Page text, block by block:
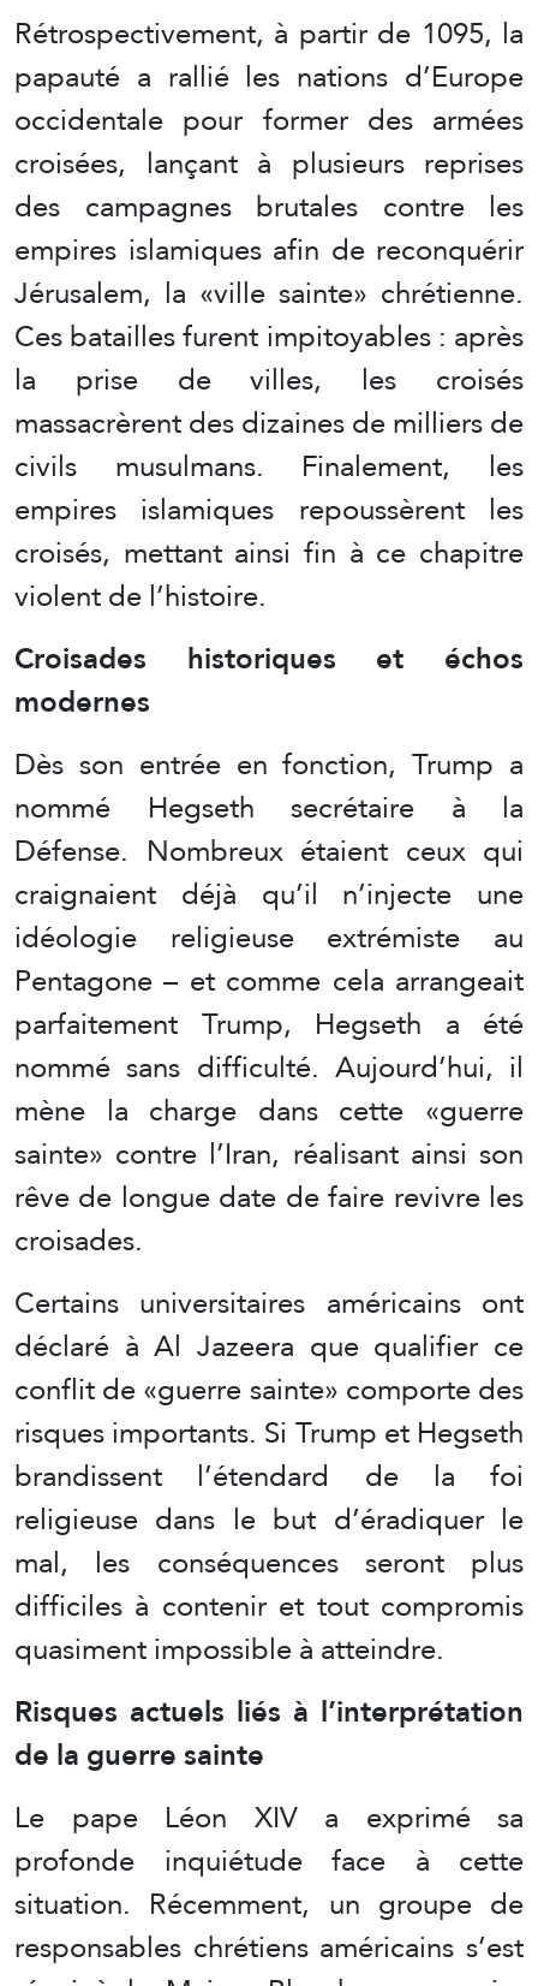
Rétrospectivement, à partir de 1095, la
papauté a rallié les nations d’Europe
occidentale pour former des armées
croisées, lançant à plusieurs reprises
des campagnes brutales contre les
empires islamiques afin de reconquérir
Jérusalem, la «ville sainte» chrétienne.
Ces batailles furent impitoyables : après
la prise de villes, les croisés
massacrèrent des dizaines de milliers de
civils musulmans. Finalement, les
empires islamiques repoussèrent les
croisés, mettant ainsi fin à ce chapitre
violent de l’histoire.
Croisades historiques et échos
modernes
Dès son entrée en fonction, Trump a
nommé Hegseth secrétaire à la
Défense. Nombreux étaient ceux qui
craignaient déjà qu’il n’injecte une
idéologie religieuse extrémiste au
Pentagone – et comme cela arrangeait
parfaitement Trump, Hegseth a été
nommé sans difficulté. Aujourd’hui, il
mène la charge dans cette «guerre
sainte» contre l’Iran, réalisant ainsi son
rêve de longue date de faire revivre les
croisades.
Certains universitaires américains ont
déclaré à Al Jazeera que qualifier ce
conflit de «guerre sainte» comporte des
risques importants. Si Trump et Hegseth
brandissent l’étendard de la foi
religieuse dans le but d’éradiquer le
mal, les conséquences seront plus
difficiles à contenir et tout compromis
quasiment impossible à atteindre.
Risques actuels liés à l’interprétation
de la guerre sainte
Le pape Léon XIV a exprimé sa
profonde inquiétude face à cette
situation. Récemment, un groupe de
responsables chrétiens américains s’est